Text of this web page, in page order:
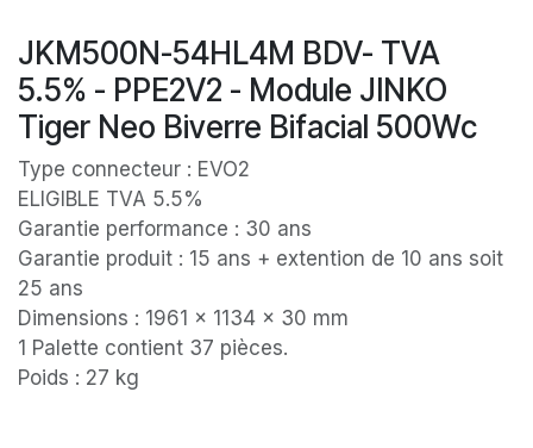
JKM500N-54HL4M BDV- TVA
5.5% - PPE2V2 - Module JINKO
Tiger Neo Biverre Bifacial 500Wc
Type connecteur : EVO2
ELIGIBLE TVA 5.5%
Garantie performance : 30 ans
Garantie produit : 15 ans + extention de 10 ans soit
25 ans
Dimensions : 1961 x 1134 x 30 mm
1 Palette contient 37 pièces.
Poids : 27 kg